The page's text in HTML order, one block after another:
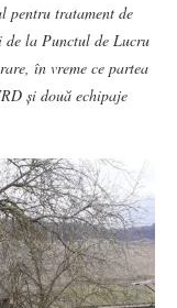
pentru tratament de
la Punctul de Lucru
în vreme ce partea
și două echipaje